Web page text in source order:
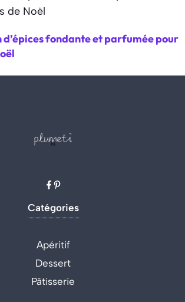
d’épices fondante et parfumée pour
Catégories
Apéritif
Dessert
Pâtisserie